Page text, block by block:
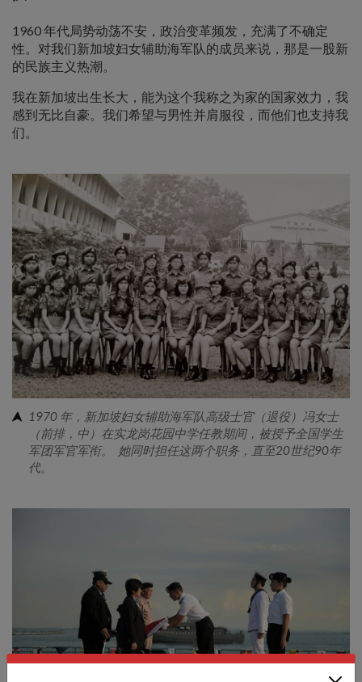
1960 年代局势动荡不安，政治变革频发，充满了不确定
性。对我们新加坡妇女辅助海军队的成员来说，那是一股新
的民族主义热潮。
我在新加坡出生长大，能为这个我称之为家的国家效力，我
感到无比自豪。我们希望与男性并肩服役，而他们也支持我
们。
1970 年，新加坡妇女辅助海军队高级士官（退役）冯女士
（前排，中）在实龙岗花园中学任教期间，被授予全国学生
军团军官军衔。 她同时担任这两个职务，直至20世纪90年
代。